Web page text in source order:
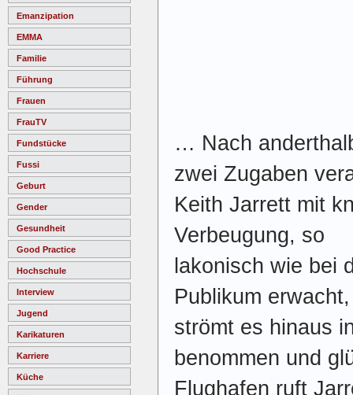
Emanzipation
EMMA
Familie
Führung
Frauen
FrauTV
Fundstücke
Fussi
Geburt
Gender
Gesundheit
Good Practice
Hochschule
Interview
Jugend
Karikaturen
Karriere
Küche
… Nach
zwei Zugaben
Keith Jarrett mit
Verbeugung, so
lakonisch wie bei
Publikum
strömt es hinaus
benommen und
Flughafen ruft